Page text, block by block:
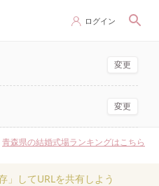
ログイン
変更
変更
青森県の結婚式場ランキングはこちら
してURLを共有しよう